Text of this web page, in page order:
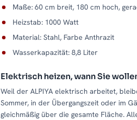
Maße: 60 cm breit, 180 cm hoch,
Heizstab: 1000 Watt
Material: Stahl, Farbe Anthrazit
Wasserkapazität: 8,8 Liter
Elektrisch heizen, wann Sie
Weil der ALPIYA elektrisch arbeitet,
Sommer, in der Übergangszeit oder im
gleichmäßig über die gesamte Fläche.